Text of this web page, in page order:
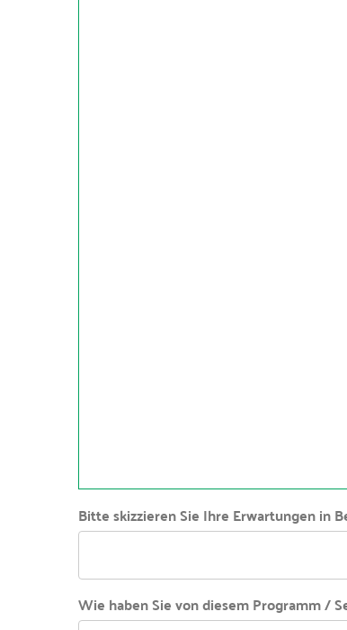
Bitte skizzieren Sie Ihre Erwartungen in
Wie haben Sie von diesem Programm /